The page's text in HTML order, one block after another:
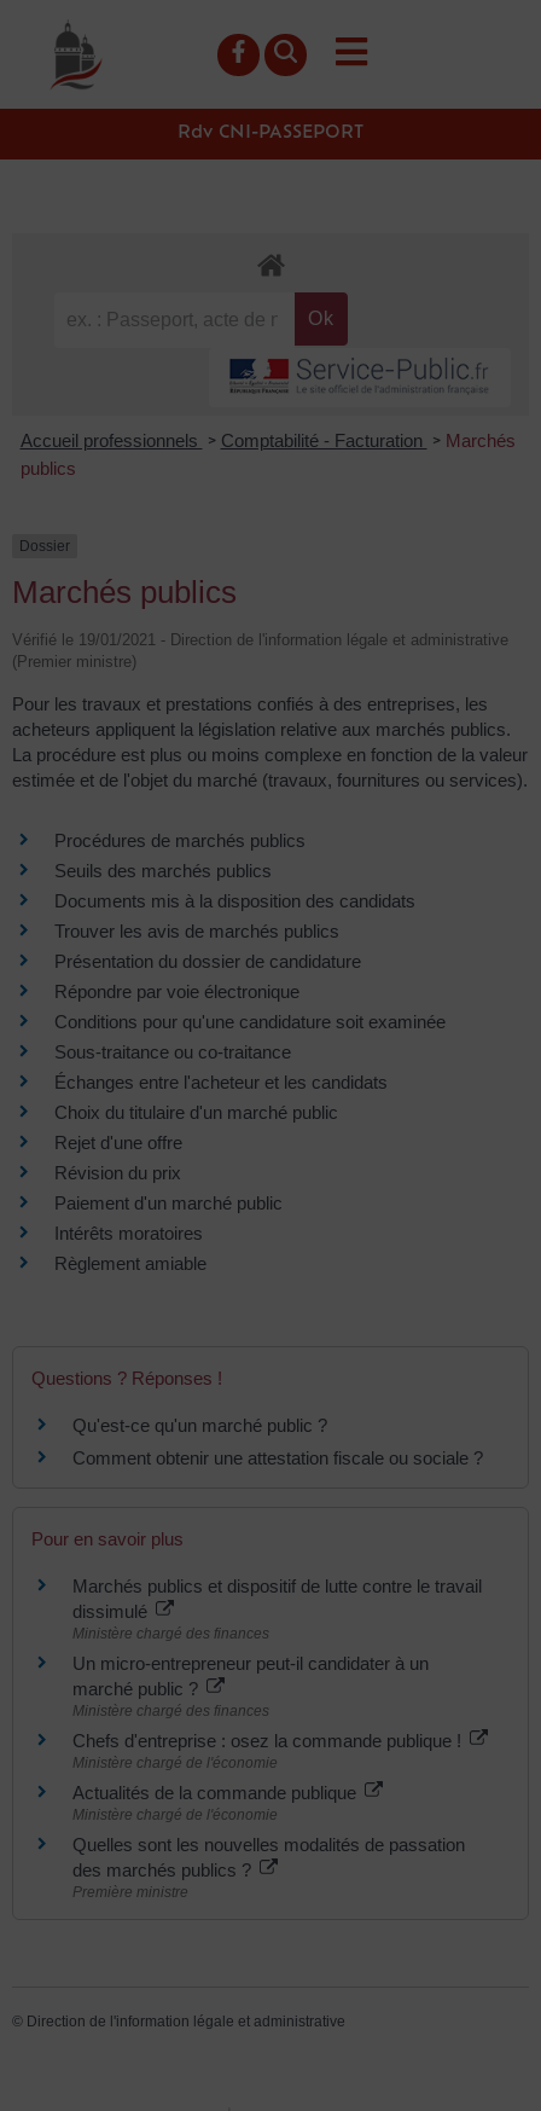
principal
Rdv CNI-PASSEPORT
Accueil professionnels > Comptabilité - Facturation > Marchés
publics
Dossier
Marchés publics
Vérifié le 19/01/2021 - Direction de l'information légale et administrative
(Premier ministre)
Pour les travaux et prestations confiés à des entreprises, les
acheteurs appliquent la législation relative aux marchés publics.
La procédure est plus ou moins complexe en fonction de la valeur
estimée et de l'objet du marché (travaux, fournitures ou services).
Procédures de marchés publics
Seuils des marchés publics
Documents mis à la disposition des candidats
Trouver les avis de marchés publics
Présentation du dossier de candidature
Répondre par voie électronique
Conditions pour qu'une candidature soit examinée
Sous-traitance ou co-traitance
Échanges entre l'acheteur et les candidats
Choix du titulaire d'un marché public
Rejet d'une offre
Révision du prix
Paiement d'un marché public
Intérêts moratoires
Règlement amiable
Questions ? Réponses !
Qu'est-ce qu'un marché public ?
Comment obtenir une attestation fiscale ou sociale ?
Pour en savoir plus
Marchés publics et dispositif de lutte contre le travail
dissimulé
Ministère chargé des finances
Un micro-entrepreneur peut-il candidater à un
marché public ?
Ministère chargé des finances
Chefs d'entreprise : osez la commande publique !
Ministère chargé de l'économie
Actualités de la commande publique
Ministère chargé de l'économie
Quelles sont les nouvelles modalités de passation
des marchés publics ?
Première ministre
© Direction de l'information légale et administrative